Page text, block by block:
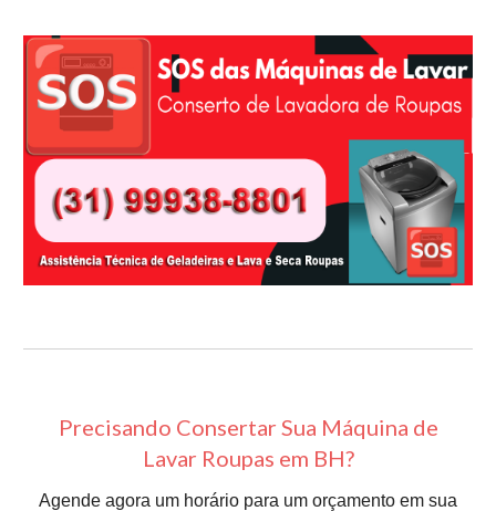
Precisando Consertar Sua Máquina de
Lavar Roupas em BH?
Agende agora um horário para um orçamento em sua